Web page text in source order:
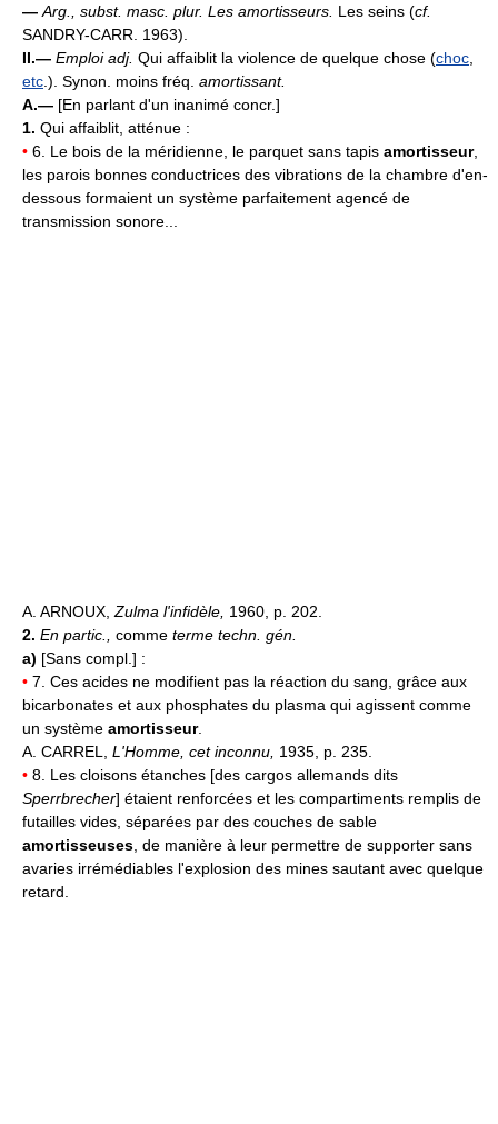
— Arg., subst. masc. plur. Les amortisseurs. Les seins (cf.
SANDRY-CARR. 1963).
II.— Emploi adj. Qui affaiblit la violence de quelque chose (choc
etc .). Synon. moins fréq. amortissant.
A.— [En parlant d'un inanimé concr.]
1. Qui affaiblit, atténue :
• 6. Le bois de la méridienne, le parquet sans tapis amortisseur,
les parois bonnes conductrices des vibrations de la chambre d'en-
dessous formaient un système parfaitement agencé de
transmission sonore...
A. ARNOUX, Zulma l'infidèle, 1960, p. 202.
2. En partic., comme terme techn. gén.
a) [Sans compl.] :
• 7. Ces acides ne modifient pas la réaction du sang, grâce aux
bicarbonates et aux phosphates du plasma qui agissent comme
un système amortisseur.
A. CARREL, L'Homme, cet inconnu, 1935, p. 235.
• 8. Les cloisons étanches [des cargos allemands dits
Sperrbrecher] étaient renforcées et les compartiments remplis de
futailles vides, séparées par des couches de sable
amortisseuses , de manière à leur permettre de supporter sans
avaries irrémédiables l'explosion des mines sautant avec quelque
retard.